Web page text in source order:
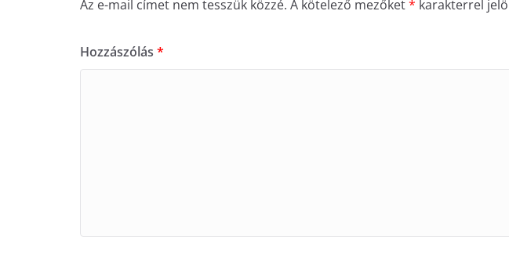
Az e-mail címet nem tesszük közzé. A kötelező mezőket* karakterrel
Hozzászólás *